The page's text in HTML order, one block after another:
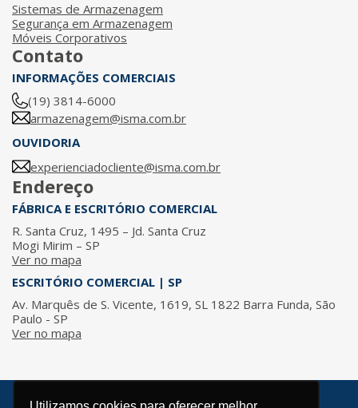
Sistemas de Armazenagem
Segurança em Armazenagem
Móveis Corporativos
Contato
INFORMAÇÕES COMERCIAIS
(19) 3814-6000
armazenagem@isma.com.br
OUVIDORIA
experienciadocliente@isma.com.br
Endereço
FÁBRICA E ESCRITÓRIO COMERCIAL
R. Santa Cruz, 1495 – Jd. Santa Cruz
Mogi Mirim – SP
Ver no mapa
ESCRITÓRIO COMERCIAL | SP
Av. Marquês de S. Vicente, 1619, SL 1822 Barra Funda, São
Paulo - SP
Ver no mapa